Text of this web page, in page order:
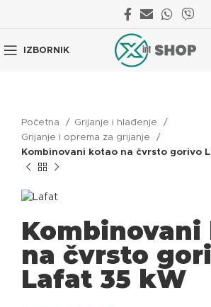
IZBORNIK
Početna
Grijanje i hlađenje
Grijanje i oprema za grijanje
Kombinovani kotao na čvrsto gorivo
Kombinovani
na čvrsto
Lafat 35 kW